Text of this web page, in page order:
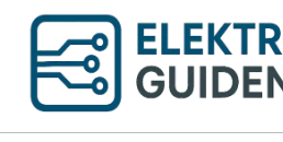
Hoppa
innehåll